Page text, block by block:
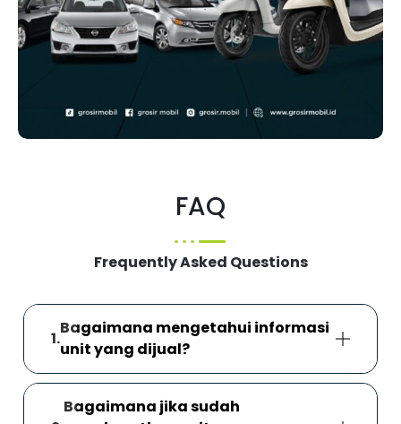
FAQ
Frequently Asked Questions
Bagaimana mengetahui informasi
unit yang dijual?
Bagaimana jika sudah